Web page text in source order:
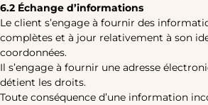
6.2 Échange d’informations
Le client s’engage à fournir des
complètes et à jour relativement à son
coordonnées.
Il s’engage à fournir une adresse
détient les droits.
Toute conséquence d’une information